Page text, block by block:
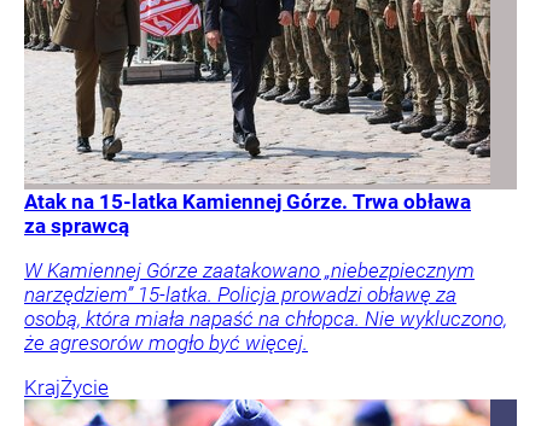
Atak na 15-latka Kamiennej Górze. Trwa obława
za sprawcą
W Kamiennej Górze zaatakowano „niebezpiecznym
narzędziem” 15-latka. Policja prowadzi obławę za
osobą, która miała napaść na chłopca. Nie wykluczono,
że agresorów mogło być więcej.
KrajŻycie